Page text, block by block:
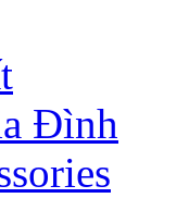
Đình